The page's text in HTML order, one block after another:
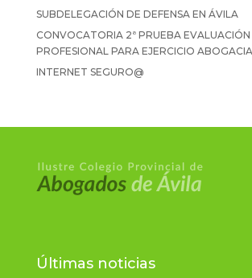
SUBDELEGACIÓN DE DEFENSA EN ÁVILA
CONVOCATORIA 2ª PRUEBA
PROFESIONAL PARA EJERCICIO ABOGACIA
INTERNET SEGURO@
Últimas noticias